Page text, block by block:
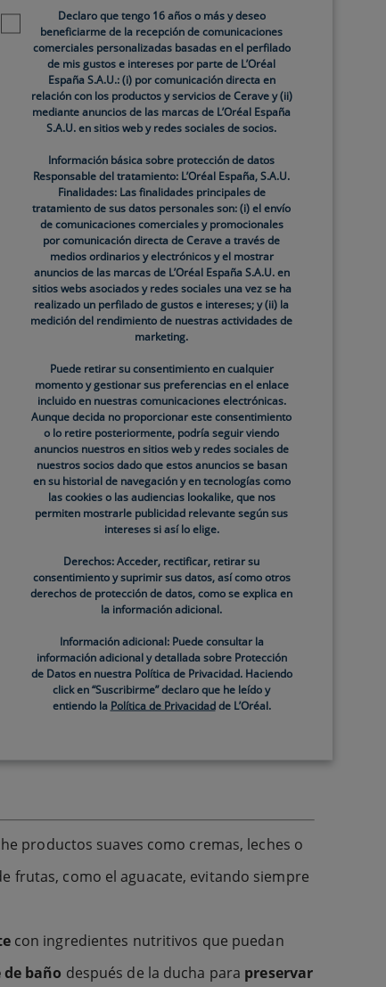
encontrarpieles grasas, pieles
productos específicos.
hacer una vez por la mañana, y otra
puedes emplear agua micelar o
crema hidratante especialpara este tipo de
Si quieresmaquillarte,tendrás que hacerlo
un efecto mate para evitar la
en polvo.
. Los más recomendados, son las
y pequeñas cantidades de vaselina o
retirar los restos de cremas y la suciedad
También es recomendable exfoliar
. En dicho cuidado, la proporción de
por la mañana con crema hidratante.
equilibrar el pH, nada mejor que un tónico
productos suaves como cremas, leches o
frutas, como el aguacate, evitando siempre
con ingredientes nutritivos que puedan
baño después de la ducha para preservar
Newsletter policyDeclaro que tengo 16 años o más y deseo
beneficiarme de la recepción de comunicaciones
comerciales personalizadas basadas en el perfilado
de mis gustos e intereses por parte de L’Oréal
España S.A.U.: (i) por comunicación directa en
relación con los productos y servicios de Cerave y (ii)
mediante anuncios de las marcas de L’Oréal España
S.A.U. en sitios web y redes sociales de socios.
Información básica sobre protección de datos
Responsable del tratamiento: L’Oréal España, S.A.U.
Finalidades: Las finalidades principales de
tratamiento de sus datos personales son: (i) el envío
de comunicaciones comerciales y promocionales
por comunicación directa de Cerave a través de
medios ordinarios y electrónicos y el mostrar
anuncios de las marcas de L’Oréal España S.A.U. en
sitios webs asociados y redes sociales una vez se ha
realizado un perfilado de gustos e intereses; y (ii) la
medición del rendimiento de nuestras actividades de
marketing.
Puede retirar su consentimiento en cualquier
momento y gestionar sus preferencias en el enlace
incluido en nuestras comunicaciones electrónicas.
Aunque decida no proporcionar este consentimiento
o lo retire posteriormente, podría seguir viendo
anuncios nuestros en sitios web y redes sociales de
nuestros socios dado que estos anuncios se basan
en su historial de navegación y en tecnologías como
las cookies o las audiencias lookalike, que nos
permiten mostrarle publicidad relevante según sus
intereses si así lo elige.
Derechos: Acceder, rectificar, retirar su
consentimiento y suprimir sus datos, así como otros
derechos de protección de datos, como se explica en
la información adicional.
Información adicional: Puede consultar la
información adicional y detallada sobre Protección
de Datos en nuestra Política de Privacidad. Haciendo
click en “Suscribirme” declaro que he leído y
entiendo la Política de Privacidadde L’Oréal.